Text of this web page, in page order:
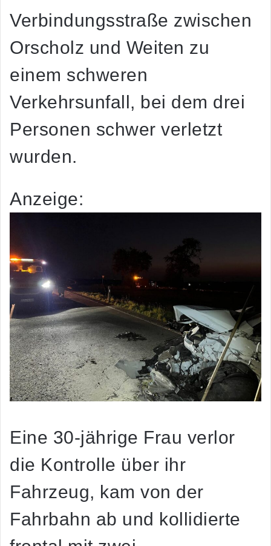
Verbindungsstraße zwischen
Orscholz und Weiten zu
einem schweren
Verkehrsunfall, bei dem drei
Personen schwer verletzt
wurden.
Anzeige:
Eine 30-jährige Frau verlor
die Kontrolle über ihr
Fahrzeug, kam von der
Fahrbahn ab und kollidierte